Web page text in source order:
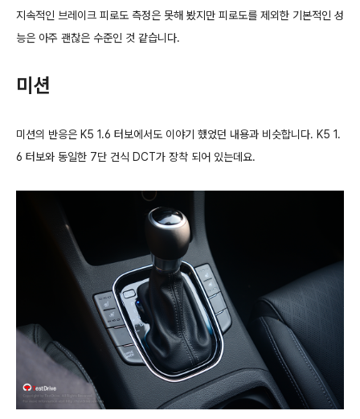
지속적인 브레이크 피로도 측정은 못해 봤지만 피로도를 제외한 기본적인 성
능은 아주 괜찮은 수준인 것 같습니다.
미션
미션의 반응은 K5 1.6 터보에서도 이야기 했었던 내용과 비슷합니다. K5 1.
6 터보와 동일한 7단 건식 DCT가 장착 되어 있는데요.